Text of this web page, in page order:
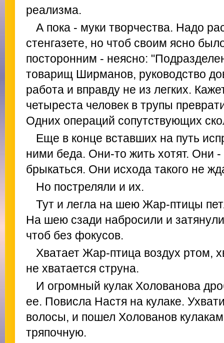
реализма.
А пока - муки творчества. Надо
стенгазете, но чтоб своим ясно
посторонним - неясно:
товарищ Ширманов, руководство
работа и вправду не из легких.
четыреста человек в трупы
Одних операций сопутствующих
Еще в конце вставших на путь
ними беда. Они-то жить хотят. Они
брыкаться. Они исхода такого не
Но постреляли и их.
Тут и легла на шею Жар-птицы
На шею сзади набросили и
чтоб без фокусов.
Хватает Жар-птица воздух ртом,
не хватается струна.
И огромный кулак Холованова
ее. Повисла Настя на кулаке.
волосы, и пошел Холованов
тряпочную.